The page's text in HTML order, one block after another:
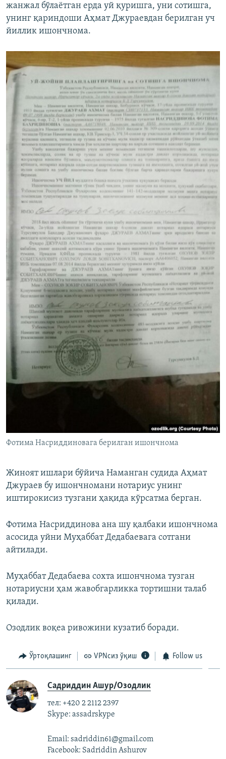
жанжал бўлаётган ерда уй қуришга, уни сотишга,
унинг қариндоши Аҳмат Джураевдан берилган уч
йиллик ишончнома.
Фотима Насриддиновага берилган ишончнома
Жиноят ишлари бўйича Наманган судида Аҳмат
Джураев бу ишончномани нотариус унинг
иштирокисиз тузгани ҳақида кўрсатма берган.
Фотима Насриддинова ана шу қалбаки ишончнома
асосида уйни Муҳаббат Дедабаевага сотгани
айтилади.
Муҳаббат Дедабаева сохта ишончнома тузган
нотариусни ҳам жавобгарликка тортишни талаб
қилади.
Озодлик воқеа ривожини кузатиб боради.
Ўртоқлашинг VPNсиз ўқиш Follow us
Садриддин Ашур/Озодлик
тел: +420 2 2112 2397
Skype: assadrskype
Email: sadriddin61@gmail.com
Facebook: Sadriddin Ashurov